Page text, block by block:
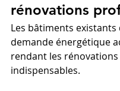
rénovations
Les bâtiments
demande énergétique
rendant les rénovations
indispensables.